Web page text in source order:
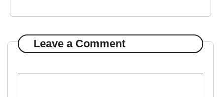
Leave a Comment